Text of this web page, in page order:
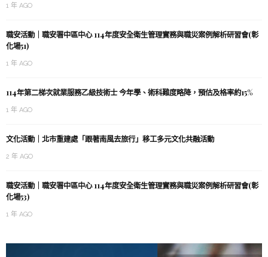
1 年 AGO
職安活動｜職安署中區中心 114年度安全衛生管理實務與職災案例解析研習會(彰
化場51)
1 年 AGO
114年第二梯次就業服務乙級技術士 今年學、術科難度略降，預估及格率約15%
1 年 AGO
文化活動｜北市重建處「跟著南風去旅行」移工多元文化共融活動
2 年 AGO
職安活動｜職安署中區中心 114年度安全衛生管理實務與職災案例解析研習會(彰
化場53)
1 年 AGO